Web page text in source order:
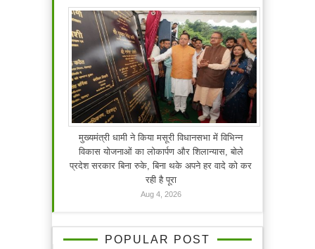
मुख्यमंत्री धामी ने किया मसूरी विधानसभा में विभिन्न
विकास योजनाओं का लोकार्पण और शिलान्यास, बोले
प्रदेश सरकार बिना रुके, बिना थके अपने हर वादे को कर
रही है पूरा
Aug 4, 2026
POPULAR POST